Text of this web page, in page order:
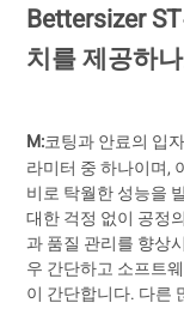
Bettersizer
치를 제공하
M:코팅과 안료의 입
라미터 중 하나이며,
비로 탁월한 성능을
대한 걱정 없이 공정
과 품질 관리를 향상
우 간단하고 소프트
이 간단합니다. 다른